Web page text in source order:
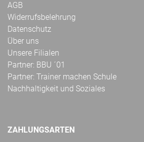
AGB
Widerrufsbelehrung
Datenschutz
Über uns
Unsere Filialen
Partner: BBU ´01
Partner: Trainer machen Schule
Nachhaltigkeit und Soziales
ZAHLUNGSARTEN